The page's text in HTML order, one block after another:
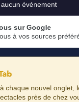
événement
sur Google
à vos sources
chaque nouvel onglet,
près de chez